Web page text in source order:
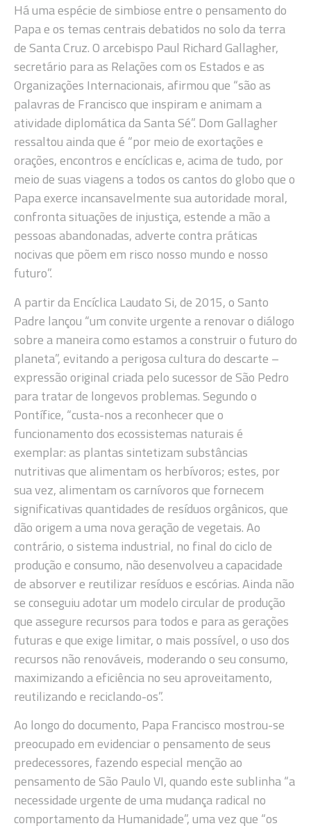
Há uma espécie de simbiose entre o pensamento do
Papa e os temas centrais debatidos no solo da terra
de Santa Cruz. O arcebispo Paul Richard Gallagher,
secretário para as Relações com os Estados e as
Organizações Internacionais, afirmou que “são as
palavras de Francisco que inspiram e animam a
atividade diplomática da Santa Sé”. Dom Gallagher
ressaltou ainda que é “por meio de exortações e
orações, encontros e encíclicas e, acima de tudo, por
meio de suas viagens a todos os cantos do globo que o
Papa exerce incansavelmente sua autoridade moral,
confronta situações de injustiça, estende a mão a
pessoas abandonadas, adverte contra práticas
nocivas que põem em risco nosso mundo e nosso
futuro”.
A partir da Encíclica Laudato Si, de 2015, o Santo
Padre lançou “um convite urgente a renovar o diálogo
sobre a maneira como estamos a construir o futuro do
planeta”, evitando a perigosa cultura do descarte –
expressão original criada pelo sucessor de São Pedro
para tratar de longevos problemas. Segundo o
Pontífice, “custa-nos a reconhecer que o
funcionamento dos ecossistemas naturais é
exemplar: as plantas sintetizam substâncias
nutritivas que alimentam os herbívoros; estes, por
sua vez, alimentam os carnívoros que fornecem
significativas quantidades de resíduos orgânicos, que
dão origem a uma nova geração de vegetais. Ao
contrário, o sistema industrial, no final do ciclo de
produção e consumo, não desenvolveu a capacidade
de absorver e reutilizar resíduos e escórias. Ainda não
se conseguiu adotar um modelo circular de produção
que assegure recursos para todos e para as gerações
futuras e que exige limitar, o mais possível, o uso dos
recursos não renováveis, moderando o seu consumo,
maximizando a eficiência no seu aproveitamento,
reutilizando e reciclando-os”.
Ao longo do documento, Papa Francisco mostrou-se
preocupado em evidenciar o pensamento de seus
predecessores, fazendo especial menção ao
pensamento de São Paulo VI, quando este sublinha “a
necessidade urgente de uma mudança radical no
comportamento da Humanidade”, uma vez que “os